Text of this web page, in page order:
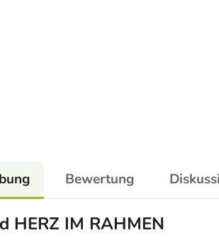
Bewertung
HERZ IM RAHMEN